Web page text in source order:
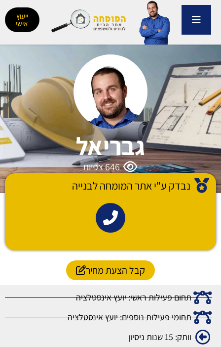
דילוג
ייעוץ
אישי
גבריאל
646צפיות
נבדק ע"י אתר המומחה לבנייה
קבל הצעת מחיר
תחום פעילות ראשי: יועץ אינסטלציה
תחומי פעילות נוספים: יועץ אינסטלציה
וותק: 15 שנות ניסיון